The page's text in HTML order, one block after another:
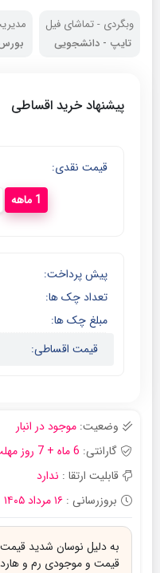
وبگردی - تماشای فیل
متایپ - دانشجویی
کی
پیشنهاد خرید اقساطی
قیمت نقدی:
1 ماهه
پیش پرداخت:
تعداد چک ها:
مبلغ چک ها:
قیمت اقساطی:
وضعیت: موجود در انبار
گارانتی: 6 ماه + 7 روز مهلت تست
قابلیت ارتقا : ندارد
بروزرسانی : ۱۶ مرداد ۱۴۰۵
به دلیل نوسان شدید
قیمت و موجودی رم و هارد را